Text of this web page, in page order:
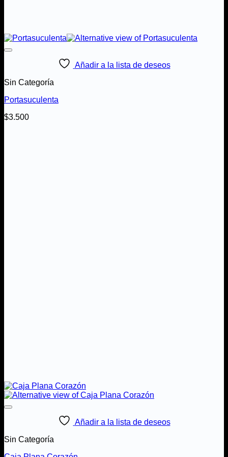
Añadir a la lista de deseos
Sin Categoría
Portasuculenta
$3.500
Añadir a la lista de deseos
Sin Categoría